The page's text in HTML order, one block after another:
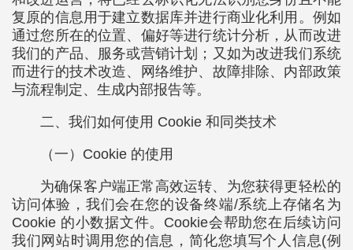
复原的信息用于建立数据库并进行商业化利用。例如
通过您所在的位置、偏好等进行统计分析，从而改进
我们的产品、服务或营销计划；又如为改进我们系统
而进行的技术改造、网络维护、故障排除、内部政策
与流程制定、生成内部报告等。
二、我们如何使用 Cookie 和同类技术
（一）Cookie 的使用
为确保客户端正常高效运转、为您获得更轻松的
访问体验，我们会在您的设备终端/系统上存储名为
Cookie 的小数据文件。Cookie会帮助您在后续访问
我们网站时调用您的信息，简化您填写个人信息(例